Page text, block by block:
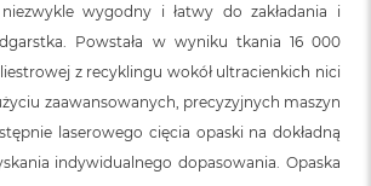
wygodny i łatwy do zakładania i
Powstała w wyniku tkania 16 000
z recyklingu wokół ultracienkich nici
zaawansowanych, precyzyjnych maszyn
laserowego cięcia opaski na dokładną
indywidualnego dopasowania. Opaska